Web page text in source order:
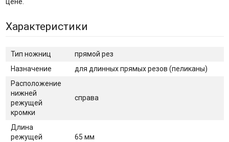
Характеристики
Тип ножниц
прямой рез
Назначение
для длинных прямых резов (пеликаны)
Расположение
нижней
режущей
кромки
справа
Длина
режущей
65 мм